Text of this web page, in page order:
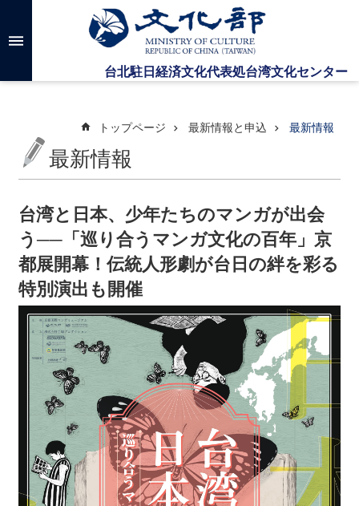
メインのコンテンツブロックにジャンプします
高
検
台
文
化
セ
ン
タ
ー
に
込
トップページ 最新情報と申込 最新情報
最新情報
台湾と日本、少年たちのマンガが出会
う──「巡り合うマンガ文化の百年」京
都展開幕！伝統人形劇が台日の絆を彩る
特別演出も開催